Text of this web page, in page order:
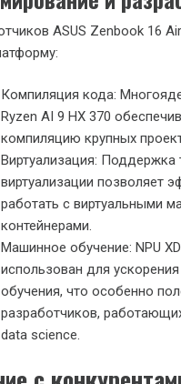
Photoshop и Lightroom
даже при обработке RAW-
размера.
CPU в сочетании с
интегрированной графики
позволяет комфортно
разрешении 4K в
Premiere Pro или DaVinci
видео происходит заметно
сравнению с предыдущим
процессоров.
3D-моделирование: Хотя
не позиционируется как
3D-графики, его мощности
работы с несложными 3D-